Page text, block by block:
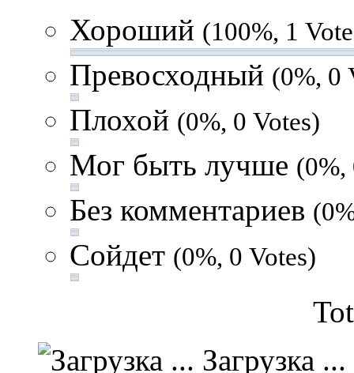
Хороший (100%, 1
Превосходный (0%, 0
Плохой (0%, 0 Votes)
Мог быть лучше (0%,
Без комментариев
Сойдет (0%, 0 Votes)
Загрузка ...